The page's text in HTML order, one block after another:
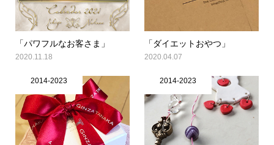
「パワフルなお客さま」
2020.11.18
「ダイエットおやつ」
2020.04.07
2014-2023 2014-2023